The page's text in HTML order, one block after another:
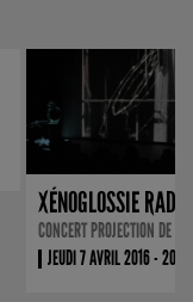
XÉNOGLOSSIE RADIO
CONCERT PROJECTION DE
JEUDI 7 AVRIL 2016 - 20H